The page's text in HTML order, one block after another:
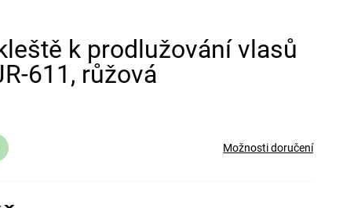
k prodlužování vlasů
611, růžová
Možnosti doručení